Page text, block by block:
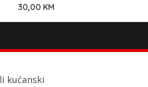
30,00 KM
kućanski